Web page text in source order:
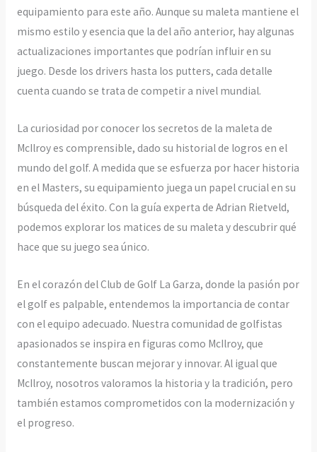
equipamiento para este año. Aunque su maleta mantiene el
mismo estilo y esencia que la del año anterior, hay algunas
actualizaciones importantes que podrían influir en su
juego. Desde los drivers hasta los putters, cada detalle
cuenta cuando se trata de competir a nivel mundial.
La curiosidad por conocer los secretos de la maleta de
McIlroy es comprensible, dado su historial de logros en el
mundo del golf. A medida que se esfuerza por hacer historia
en el Masters, su equipamiento juega un papel crucial en su
búsqueda del éxito. Con la guía experta de Adrian Rietveld,
podemos explorar los matices de su maleta y descubrir qué
hace que su juego sea único.
En el corazón del Club de Golf La Garza, donde la pasión por
el golf es palpable, entendemos la importancia de contar
con el equipo adecuado. Nuestra comunidad de golfistas
apasionados se inspira en figuras como McIlroy, que
constantemente buscan mejorar y innovar. Al igual que
McIlroy, nosotros valoramos la historia y la tradición, pero
también estamos comprometidos con la modernización y
el progreso.